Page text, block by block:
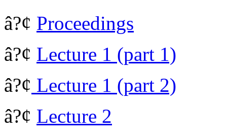
â?¢ Proceedings
â?¢ Lecture 1 (part 1)
â?¢ Lecture 1 (part 2)
â?¢ Lecture 2